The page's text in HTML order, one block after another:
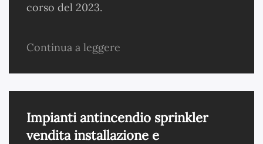
corso del 2023.
Continua a leggere
Impianti antincendio sprinkler
vendita installazione e